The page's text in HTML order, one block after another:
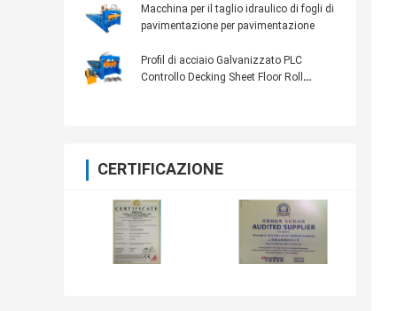
Macchina per il taglio idraulico di fogli di
pavimentazione per pavimentazione
Profil di acciaio Galvanizzato PLC
Controllo Decking Sheet Floor Roll
CERTIFICAZIONE